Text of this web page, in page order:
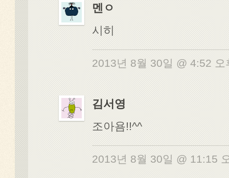
멘ㅇ
시히
2013년 8월 30일 @ 4:52
김서영
조아욤!!^^
2013년 8월 30일 @ 11:15